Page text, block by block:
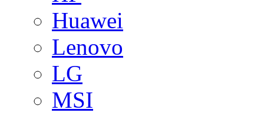
Huawei
Lenovo
LG
MSI